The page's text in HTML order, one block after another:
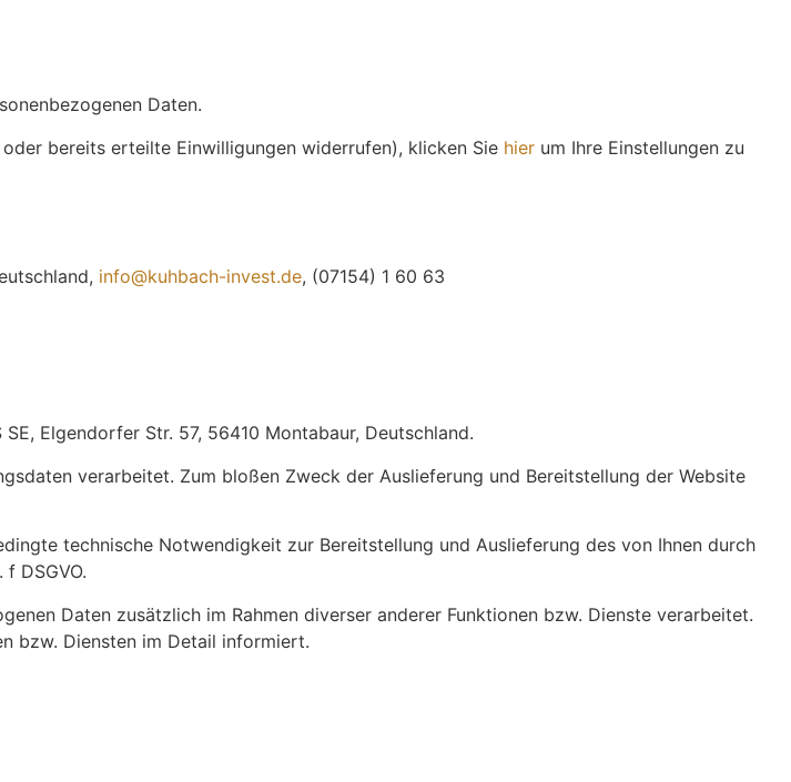
Daten.
bereits erteilte Einwilligungen widerrufen), klicken Sie hier um Ihre Einstellungen zu
info@kuhbach-invest.de, (07154) 1 60 63
SE, Elgendorfer Str. 57, 56410 Montabaur, Deutschland.
verarbeitet. Zum bloßen Zweck der Auslieferung und Bereitstellung der Website
technische Notwendigkeit zur Bereitstellung und Auslieferung des von Ihnen durch
DSGVO.
Daten zusätzlich im Rahmen diverser anderer Funktionen bzw. Dienste verarbeitet.
bzw. Diensten im Detail informiert.